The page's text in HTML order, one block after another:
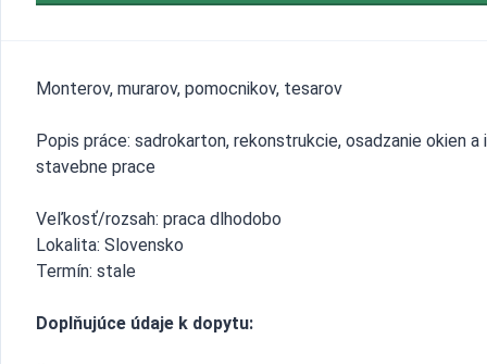
Monterov, murarov, pomocnikov, tesarov
Popis práce: sadrokarton, rekonstrukcie, osadzanie okien a
stavebne prace
Veľkosť/rozsah: praca dlhodobo
Lokalita: Slovensko
Termín: stale
Doplňujúce údaje k dopytu: